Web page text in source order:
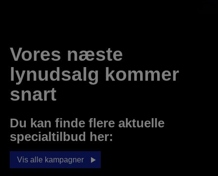
Vores næste
lynudsalg kommer
snart
Du kan finde flere aktuelle
specialtilbud her:
Vis alle kampagner